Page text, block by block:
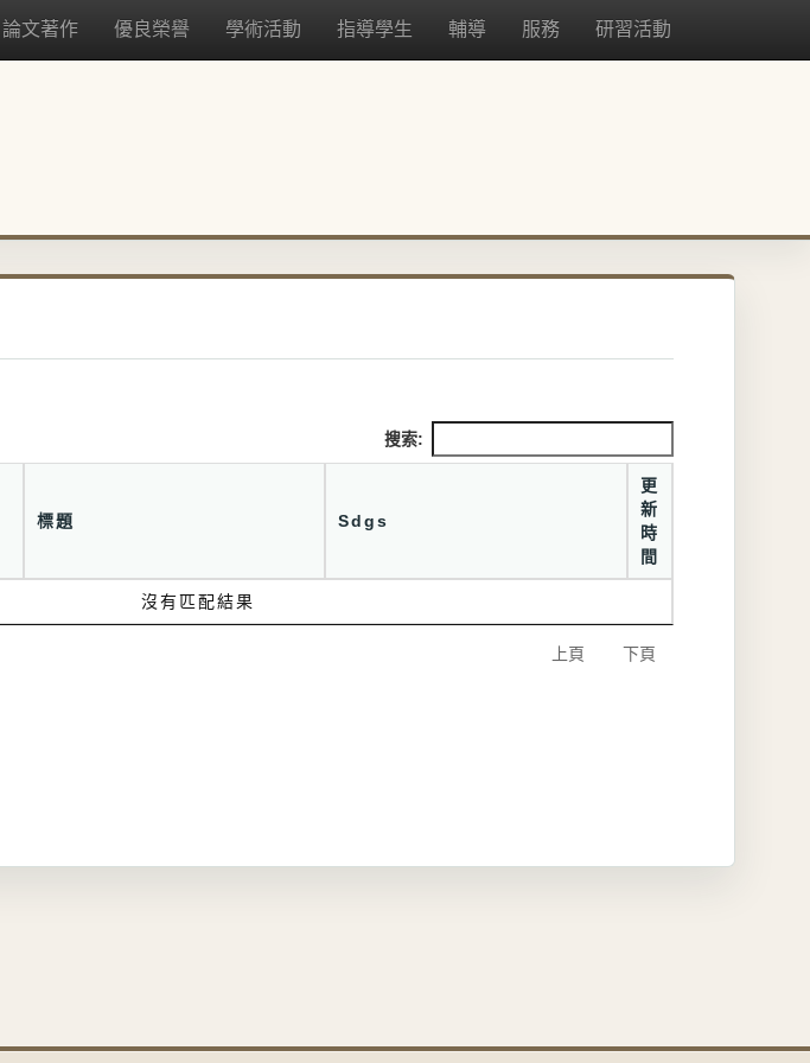
論文著作 優良榮譽 學術活動 指導學生 輔導 服務 研習活動
搜索:
標題 Sdgs
更
新
時
間
沒有匹配結果
上頁 下頁